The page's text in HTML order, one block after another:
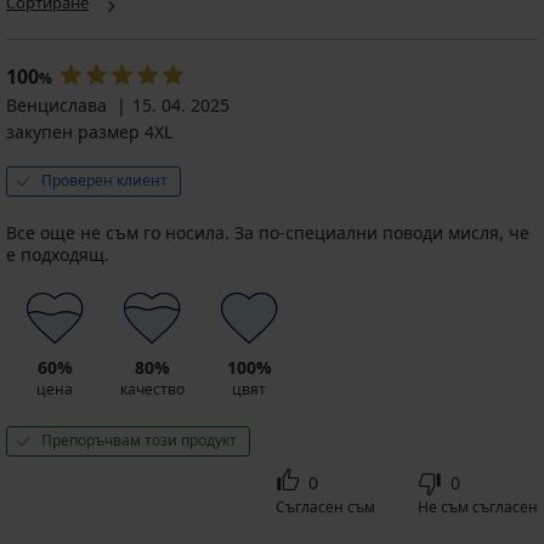
100%
Венцислава
15. 04. 2025
закупен размер 4XL
Проверен клиент
Все още не съм го носила. За по-специални поводи мисля, че
е подходящ.
60%
цена
80%
качество
100%
цвят
Препоръчвам този продукт
0
Съгласен съм
0
Не съм съгласен